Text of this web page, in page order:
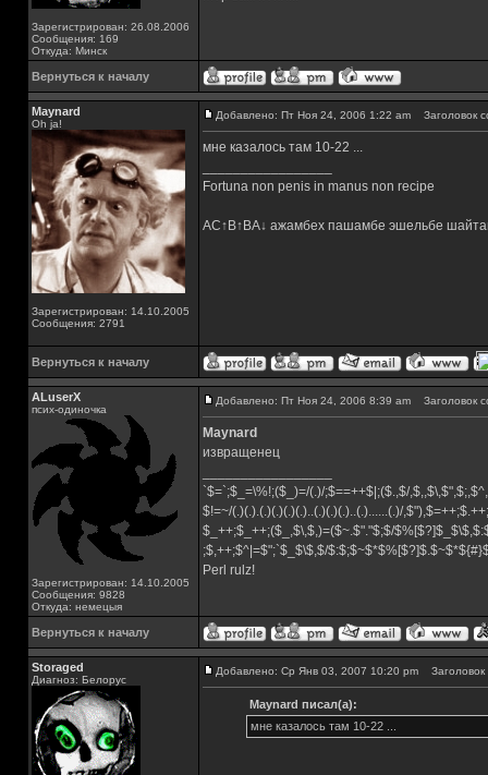
Зарегистрирован: 26.08.2006
Сообщения: 169
Откуда: Минск
Вернуться к началу
Maynard
Oh ja!
Зарегистрирован: 14.10.2005
Сообщения: 2791
Добавлено: Пт Ноя 24, 2006 1:22 am Заголовок
мне казалось там 10-22 ...
Fortuna non penis in manus non recipe
AC↑B↑BA↓ ажамбех пашамбе эшельбе
Вернуться к началу
ALuserX
псих-одиночка
Зарегистрирован: 14.10.2005
Сообщения: 9828
Откуда: немецыя
Добавлено: Пт Ноя 24, 2006 8:39 am Заголовок
Maynard
извращенец
`$=`;$_=\%!;($_)=/(.)/;$==++$|;($.,$/
$!=~/(.)(.).(.)(.)(.)(.)..(.)(.)(.)..(.)......(.)/
$_++;$_++;($_,$\,$,)=($~.$"."$;$/
;$,++;$^|=$";`$_$\$,$/
Perl rulz!
Вернуться к началу
Storaged
Диагноз: Белорус
Добавлено: Ср Янв 03, 2007 10:20 pm
Maynard писал(а):
мне казалось там 10-22 ...